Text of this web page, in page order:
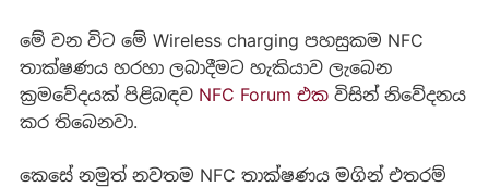
මේ වන විට මේ Wireless charging පහසුකම NFC
තාක්ෂණය හරහා ලබාදීමට හැකියාව ලැබෙන
ක්‍රමවේදයක් පිළිබඳව NFC Forum එකවිසින් නිවේදනය
කර තිබෙනවා.
කෙසේ නමුත් නවතම NFC තාක්ෂණය මගින් එතරම්